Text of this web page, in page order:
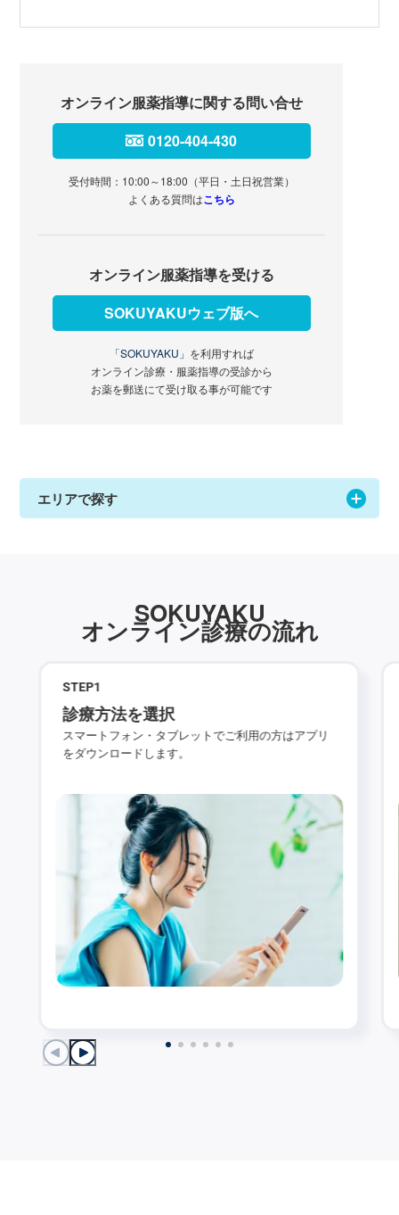
オンライン服薬指導に関する問い合せ
0120-404-430
受付時間：10:00～18:00（平日・土日祝営業）
よくある質問はこちら
オンライン服薬指導を受ける
SOKUYAKUウェブ版へ
「SOKUYAKU」 を利用すれば
オンライン診療・服薬指導の受診から
お薬を郵送にて受け取る事が可能です
エリアで探す
SOKUYAKU
オンライン診療の流れ
STEP1
診療方法を選択
スマートフォン・タブレットでご利用の方はアプリ
をダウンロードします。